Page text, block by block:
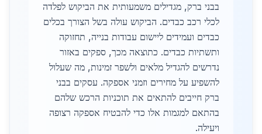
בבני ברק, מגדילים משמעותית את הביקוש לפלדה
לכלי רכב כבדים. הביקוש עולה בשל הצורך בכלים
כבדים ועמידים ליישום עבודות בנייה, תחזוקה
ותשתיות כבדים. כתוצאה מכך, ספקים באזור
נדרשים להגדיל מלאים ולשפר זמינות, מה שעלול
להשפיע על מחירים וזמני אספקה. עסקים בבני
ברק חייבים להתאים את תוכניות הרכש שלהם
בהתאם למגמות אלו כדי להבטיח אספקה רצופה
ויעילה.